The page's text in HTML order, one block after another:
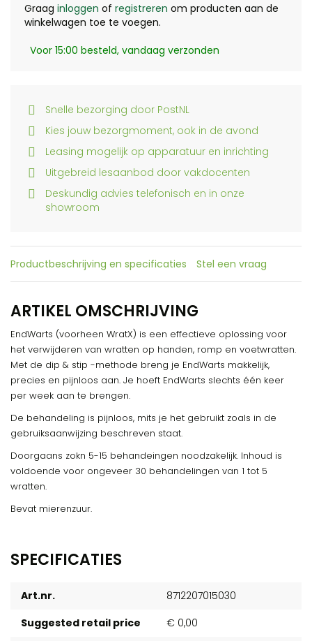
Graag inloggen of registreren om producten aan de
winkelwagen toe te voegen.
Voor 15:00 besteld, vandaag verzonden
Snelle bezorging door PostNL
Kies jouw bezorgmoment, ook in de avond
Leasing mogelijk op apparatuur en inrichting
Uitgebreid lesaanbod door vakdocenten
Deskundig advies telefonisch en in onze
showroom
Productbeschrijving en specificaties Stel een vraag
ARTIKEL OMSCHRIJVING
EndWarts (voorheen WratX) is een effectieve oplossing voor
het verwijderen van wratten op handen, romp en voetwratten.
Met de dip & stip -methode breng je EndWarts makkelijk,
precies en pijnloos aan. Je hoeft EndWarts slechts één keer
per week aan te brengen.
De behandeling is pijnloos, mits je het gebruikt zoals in de
gebruiksaanwijzing beschreven staat.
Doorgaans zokn 5-15 behandeingen noodzakelijk. Inhoud is
voldoende voor ongeveer 30 behandelingen van 1 tot 5
wratten.
Bevat mierenzuur.
SPECIFICATIES
Art.nr.
8712207015030
Suggested retail price
€ 0,00